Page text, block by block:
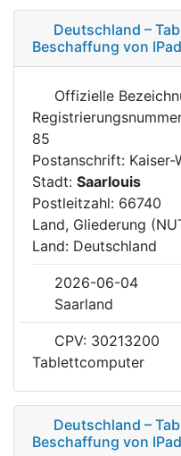
Deutschland –
Beschaffung von
Offizielle
85
Postanschrift:
Stadt: Saarlouis
Postleitzahl: 66740
Land, Gliederung
Land: Deutschland
2026-06-04
Saarland
CPV: 30213200
Tablettcomputer
Deutschland –
Beschaffung von